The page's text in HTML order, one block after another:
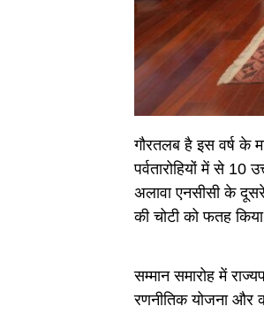
गौरतलब है इस वर्ष के
पर्वतारोहियों में से 10
अलावा एनसीसी के
की चोटी को फतह
सम्मान समारोह में
रणनीतिक योजना और